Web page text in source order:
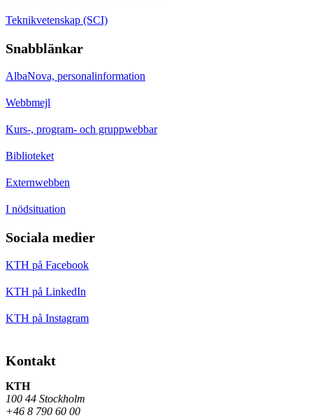
Teknikvetenskap (SCI)
Snabblänkar
AlbaNova, personalinformation
Webbmejl
Kurs-, program- och gruppwebbar
Biblioteket
Externwebben
I nödsituation
Sociala medier
KTH på Facebook
KTH på LinkedIn
KTH på Instagram
Kontakt
KTH
100 44 Stockholm
+46 8 790 60 00